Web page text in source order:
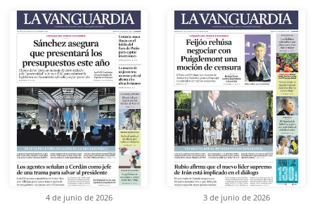
4 de junio de 2026 3 de junio de 2026